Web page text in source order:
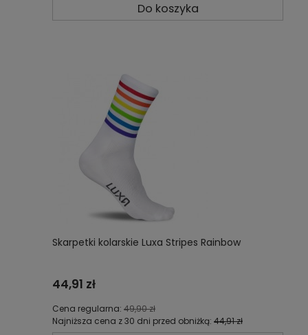
Do koszyka
Skarpetki kolarskie Luxa Stripes Rainbow
44,91 zł
Cena regularna: 49,90 zł
Najniższa cena z 30 dni przed obniżką: 44,91 zł